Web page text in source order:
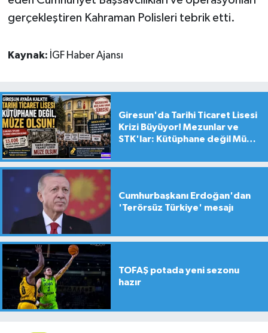
gerçekleştiren Kahraman Polisleri tebrik etti.
Kaynak: İGF Haber Ajansı
Giresun'da Tarihi Ticaret Lisesi
Krizi Büyüyor! Mezunlar ve
STK'lar: Kütüphane değil Müze
Cumhurbaşkanı Erdoğan'dan
'Terörsüz Türkiye' mesajı
TOFAŞ potada yeni sezonu
hazır